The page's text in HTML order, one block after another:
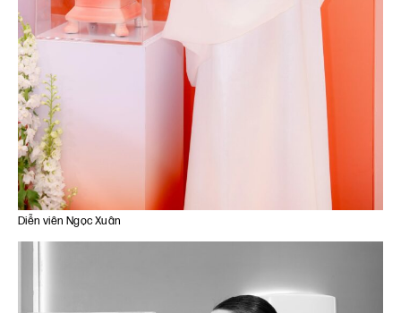
Diễn viên Ngọc Xuân